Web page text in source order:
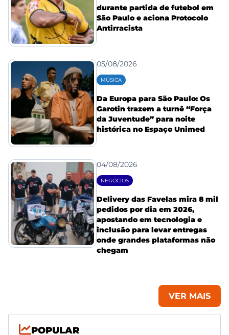
durante partida de futebol em
São Paulo e aciona Protocolo
Antirracista
05/08/2026
MÚSICA
Da Europa para São Paulo: Os
Garotin trazem a turnê “Força
da Juventude” para noite
histórica no Espaço Unimed
04/08/2026
NEGÓCIOS
Delivery das Favelas mira 8 mil
pedidos por dia em 2026,
apostando em tecnologia e
inclusão para levar entregas
onde grandes plataformas não
chegam
VER MAIS
POPULAR